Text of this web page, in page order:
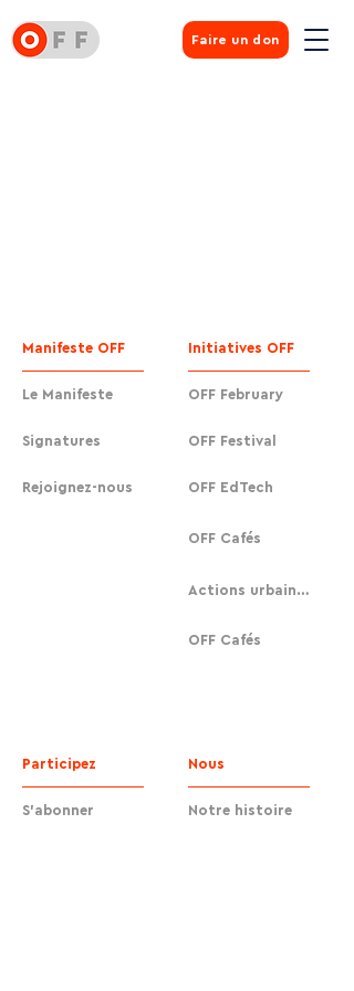
Faire un don
Manifeste OFF
Le Manifeste
Signatures
Rejoignez-nous
Initiatives OFF
OFF February
OFF Festival
OFF EdTech
OFF Cafés
Actions urbaines
OFF Cafés
Participez
S'abonner
Nous
Notre histoire